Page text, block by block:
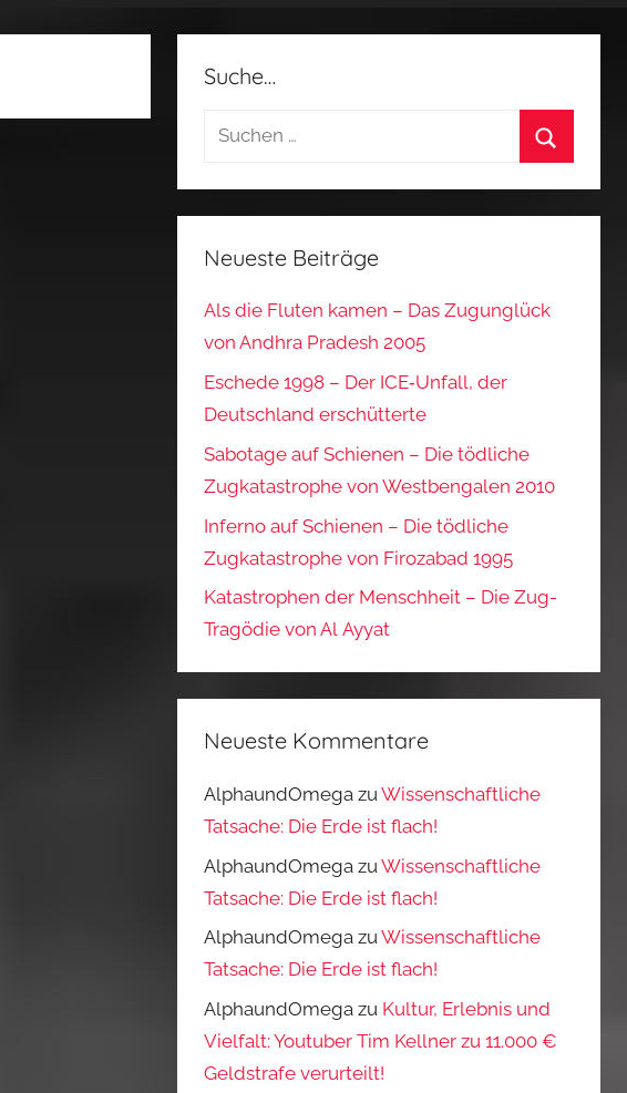
Suche…
Suchen
Neueste Beiträge
Als die Fluten kamen – Das Zugunglück
von Andhra Pradesh 2005
Eschede 1998 – Der ICE‑Unfall, der
Deutschland erschütterte
Sabotage auf Schienen – Die tödliche
Zugkatastrophe von Westbengalen 2010
Inferno auf Schienen – Die tödliche
Zugkatastrophe von Firozabad 1995
Katastrophen der Menschheit – Die Zug-
Tragödie von Al Ayyat
Neueste Kommentare
AlphaundOmega zuWissenschaftliche
Tatsache: Die Erde ist flach!
AlphaundOmega zuWissenschaftliche
Tatsache: Die Erde ist flach!
AlphaundOmega zuWissenschaftliche
Tatsache: Die Erde ist flach!
AlphaundOmega zu Kultur, Erlebnis und
Vielfalt: Youtuber Tim Kellner zu 11.000 €
Geldstrafe verurteilt!